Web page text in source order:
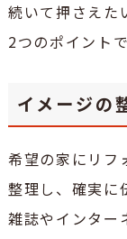
続いて押さえた
2つのポイントで
イメージの
希望の家にリフ
整理し、確実に
雑誌やインター